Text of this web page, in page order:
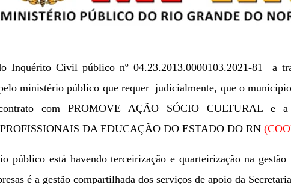
Inquérito Civil público nº 04.23.2013.0000103.2021-81 a
ministério público que requer judicialmente, que o município
com PROMOVE AÇÃO SÓCIO CULTURAL e a
DA EDUCAÇÃO DO ESTADO DO RN
público está havendo terceirização e quarteirização na
é a gestão compartilhada dos serviços de apoio da